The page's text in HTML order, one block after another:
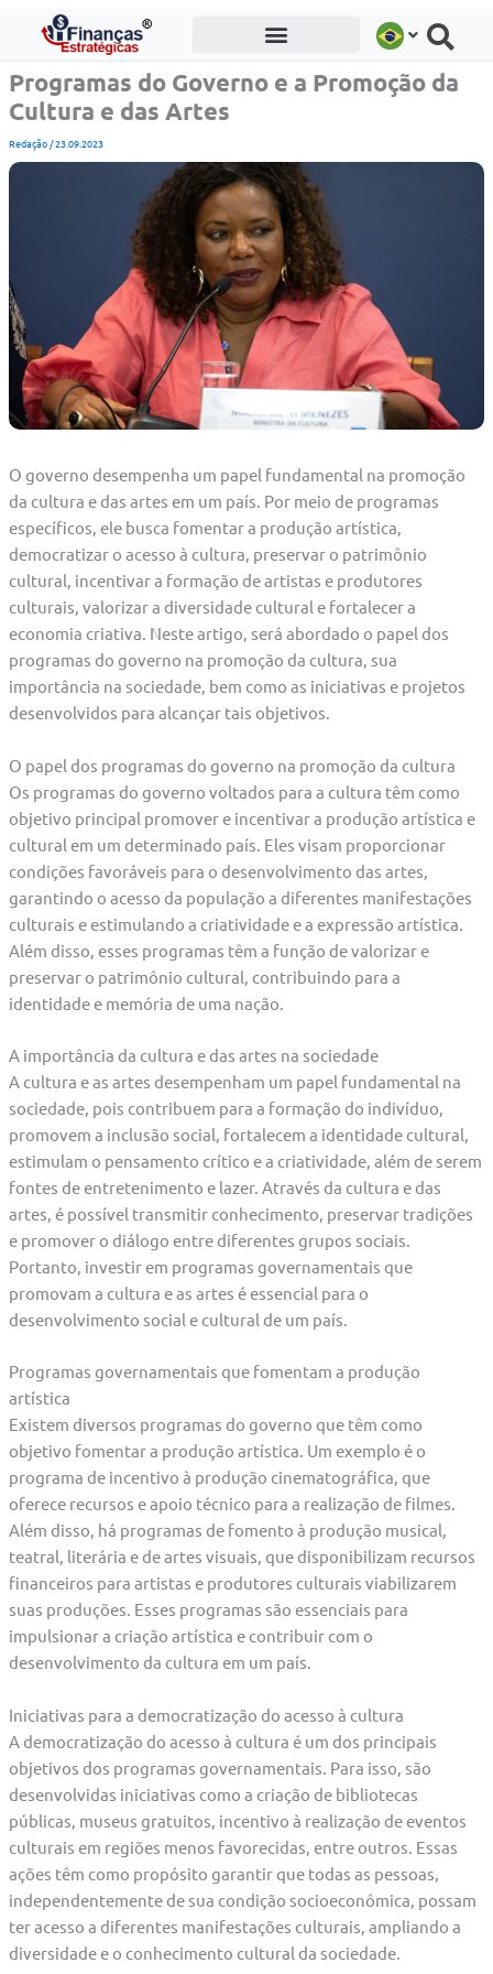
conteúdo
Programas do Governo e a Promoção da
Cultura e das Artes
Redação/23.09.2023
O governo desempenha um papel fundamental na promoção
da cultura e das artes em um país. Por meio de programas
específicos, ele busca fomentar a produção artística,
democratizar o acesso à cultura, preservar o patrimônio
cultural, incentivar a formação de artistas e produtores
culturais, valorizar a diversidade cultural e fortalecer a
economia criativa. Neste artigo, será abordado o papel dos
programas do governo na promoção da cultura, sua
importância na sociedade, bem como as iniciativas e projetos
desenvolvidos para alcançar tais objetivos.
O papel dos programas do governo na promoção da cultura
Os programas do governo voltados para a cultura têm como
objetivo principal promover e incentivar a produção artística e
cultural em um determinado país. Eles visam proporcionar
condições favoráveis para o desenvolvimento das artes,
garantindo o acesso da população a diferentes manifestações
culturais e estimulando a criatividade e a expressão artística.
Além disso, esses programas têm a função de valorizar e
preservar o patrimônio cultural, contribuindo para a
identidade e memória de uma nação.
A importância da cultura e das artes na sociedade
A cultura e as artes desempenham um papel fundamental na
sociedade, pois contribuem para a formação do indivíduo,
promovem a inclusão social, fortalecem a identidade cultural,
estimulam o pensamento crítico e a criatividade, além de serem
fontes de entretenimento e lazer. Através da cultura e das
artes, é possível transmitir conhecimento, preservar tradições
e promover o diálogo entre diferentes grupos sociais.
Portanto, investir em programas governamentais que
promovam a cultura e as artes é essencial para o
desenvolvimento social e cultural de um país.
Programas governamentais que fomentam a produção
artística
Existem diversos programas do governo que têm como
objetivo fomentar a produção artística. Um exemplo é o
programa de incentivo à produção cinematográfica, que
oferece recursos e apoio técnico para a realização de filmes.
Além disso, há programas de fomento à produção musical,
teatral, literária e de artes visuais, que disponibilizam recursos
financeiros para artistas e produtores culturais viabilizarem
suas produções. Esses programas são essenciais para
impulsionar a criação artística e contribuir com o
desenvolvimento da cultura em um país.
Iniciativas para a democratização do acesso à cultura
A democratização do acesso à cultura é um dos principais
objetivos dos programas governamentais. Para isso, são
desenvolvidas iniciativas como a criação de bibliotecas
públicas, museus gratuitos, incentivo à realização de eventos
culturais em regiões menos favorecidas, entre outros. Essas
ações têm como propósito garantir que todas as pessoas,
independentemente de sua condição socioeconômica, possam
ter acesso a diferentes manifestações culturais, ampliando a
diversidade e o conhecimento cultural da sociedade.